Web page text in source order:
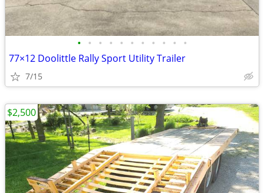
• • • • • • • • • • •
77×12 Doolittle Rally Sport Utility Trailer
7/15
$2,500